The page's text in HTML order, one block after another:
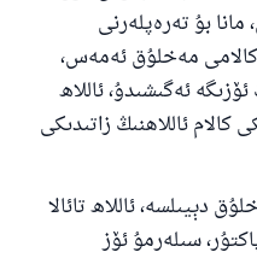
بۇ تەرەپلەرنى
كالامى مەخلۇق ئەمەس،
ئەگىشىدۇ، ئاللاھ
ئاللاھنىڭ زاتىدىكى
دېيىلسە، ئاللاھ تائالا
سىلەرمۇ ئۆز